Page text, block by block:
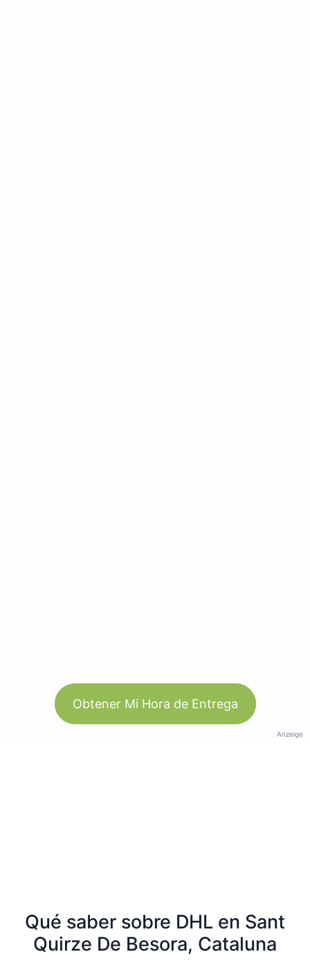
Obtener Mi Hora de Entrega
Anzeige
Qué saber sobre DHL en Sant
Quirze De Besora, Cataluna